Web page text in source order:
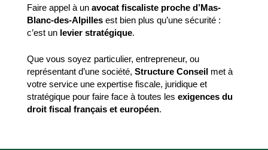
Faire appel à un avocat fiscaliste proche d’Mas-
Blanc-des-Alpillesest bien plus qu’une sécurité :
c’est un levier stratégique.
Que vous soyez particulier, entrepreneur, ou
représentant d’une société, Structure Conseilmet à
votre service une expertise fiscale, juridique et
stratégique pour faire face à toutes les exigences du
droit fiscal français et européen.